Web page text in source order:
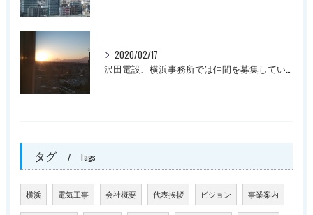
2020/02/17
沢田電設、横浜事務所では仲間を募集しています。
タグ Tags
横浜 電気工事 会社概要 代表挨拶 ビジョン 事業案内